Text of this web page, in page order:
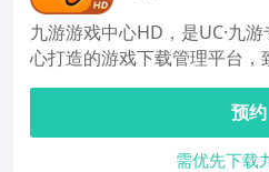
九游游戏中心HD，是UC·九
心打造的游戏下载管理平台，
预约
需优先下载